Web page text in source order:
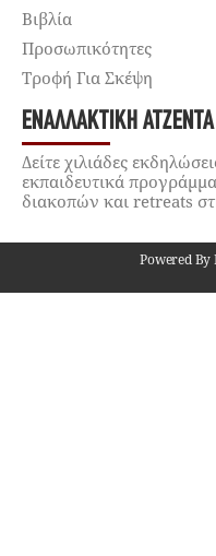
Βιβλία
Προσωπικότητες
Τροφή Για Σκέψη
ΕΝΑΛΛΑΚΤΙΚΉ ΑΤΖΈΝΤΑ
Δείτε χιλιάδες
εκπαιδευτικά
διακοπών και retreats
Powered By